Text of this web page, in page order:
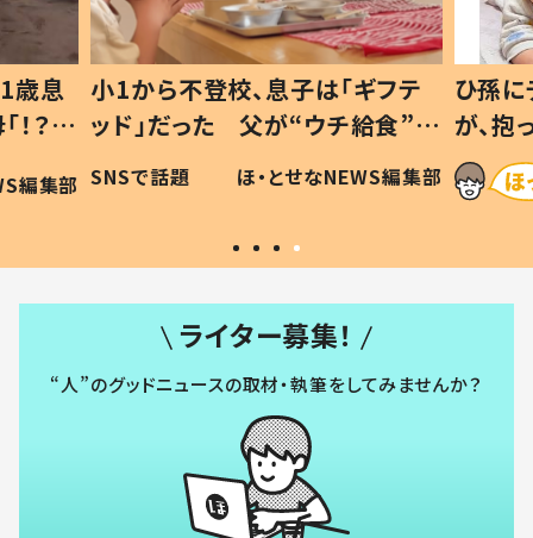
歳息
？」
編集部
小1から不登校、息子は「ギフテ
ッド」だった 父が“ウチ給食”を
作り続ける理由とは #令和の親
#令和の子
SNSで話題 ほ・とせなNEWS編集部
ひ孫
が、
「涙が
い」
ライター募集！
“人”のグッドニュースの取材・執筆をしてみませんか？